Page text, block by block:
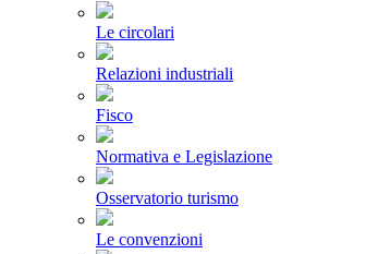
Le circolari
Relazioni industriali
Fisco
Normativa e Legislazione
Osservatorio turismo
Le convenzioni